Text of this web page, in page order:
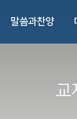
말씀과찬양
교